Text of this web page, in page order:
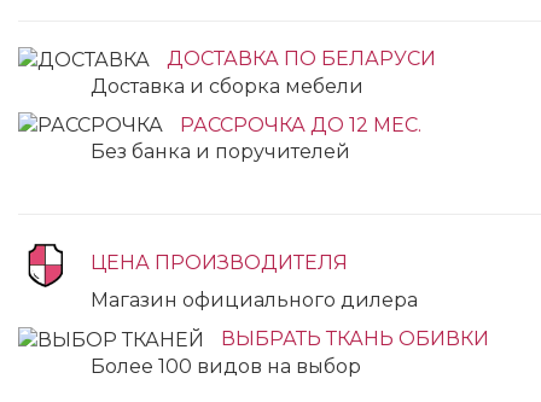
ДОСТАВКА ПО БЕЛАРУСИ
Доставка и сборка мебели
РАССРОЧКА ДО 12 МЕС.
Без банка и поручителей
ЦЕНА ПРОИЗВОДИТЕЛЯ
Магазин официального дилера
ВЫБРАТЬ ТКАНЬ ОБИВКИ
Более 100 видов на выбор